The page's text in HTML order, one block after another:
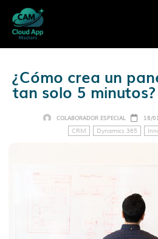
¿Cómo crea un
tan solo 5
COLABORADOR ESPECIAL 18/
CRM Dynamics 365